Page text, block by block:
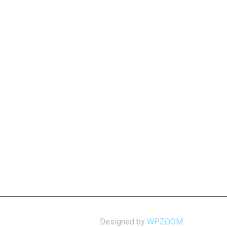
Designed by WPZOOM